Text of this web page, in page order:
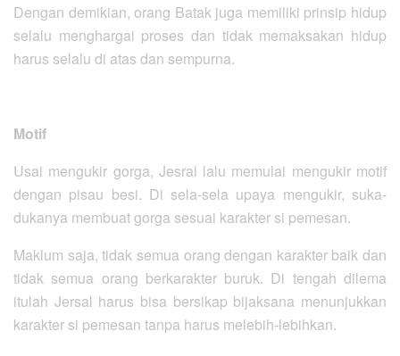
Dengan demikian, orang Batak juga memiliki prinsip hidup
selalu menghargai proses dan tidak memaksakan hidup
harus selalu di atas dan sempurna.
Motif
Usai mengukir gorga, Jesral lalu memulai mengukir motif
dengan pisau besi. Di sela-sela upaya mengukir, suka-
dukanya membuat gorga sesuai karakter si pemesan.
Maklum saja, tidak semua orang dengan karakter baik dan
tidak semua orang berkarakter buruk. Di tengah dilema
itulah Jersal harus bisa bersikap bijaksana menunjukkan
karakter si pemesan tanpa harus melebih-lebihkan.